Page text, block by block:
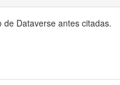
Dataverse antes citadas.